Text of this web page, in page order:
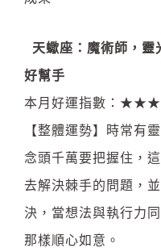
天蠍座：魔術師，靈
好幫手
本月好運指數：
【整體運勢】時常有
念頭千萬要把握住，
去解決棘手的問題，
決，當想法與執行力
那樣順心如意。